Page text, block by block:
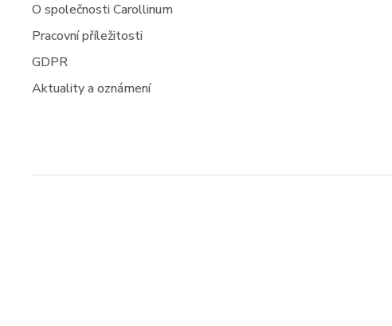
O společnosti Carollinum
Pracovní příležitosti
GDPR
Aktuality a oznámení